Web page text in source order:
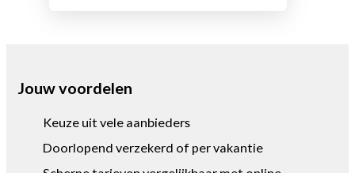
Jouw voordelen
Keuze uit vele aanbieders
Doorlopend verzekerd of per vakantie